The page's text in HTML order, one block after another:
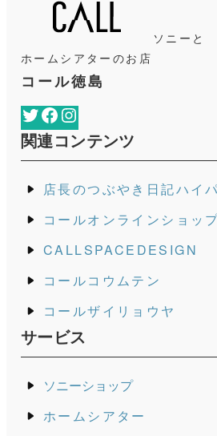
ソニーと
ホームシアターのお店
コール徳島
TwitterFacebook
関連コンテンツ
店長のつぶやき日記ハイ
コールオンラインショッ
CALLSPACEDESIGN
コールコウムテン
コールザイリョウヤ
サービス
ソニーショップ
ホームシアター